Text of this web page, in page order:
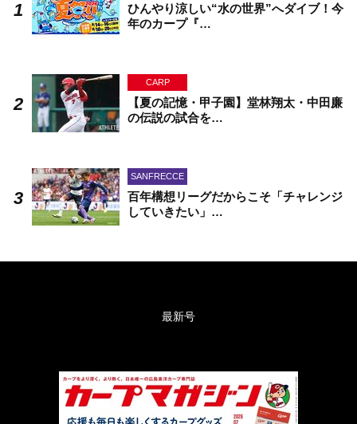
ひんやり涼しい“水の世界”へダイブ！今
年のカープ『…
CARP
【夏の記憶・甲子園】堂林翔太・中田廉
の伝説の試合を…
SANFRECCE
百年構想リーグだからこそ「チャレンジ
していきたい」…
最新号